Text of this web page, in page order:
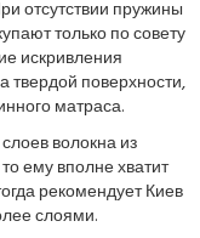
отсутствии пружины
только по совету
искривления
твердой поверхности,
матраса.
волокна из
ему вполне хватит
рекомендует Киев
слоями.